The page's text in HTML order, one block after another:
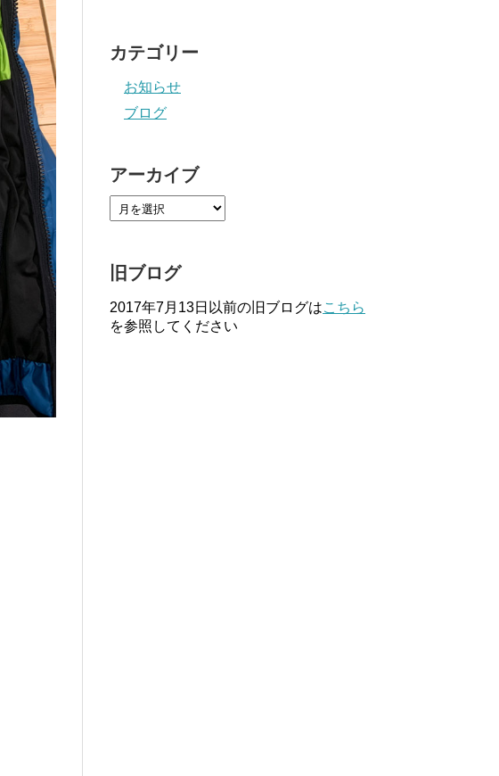
カテゴリー
お知らせ
ブログ
アーカイブ
旧ブログ
2017年7月13日以前の旧ブログはこちら
を参照してください